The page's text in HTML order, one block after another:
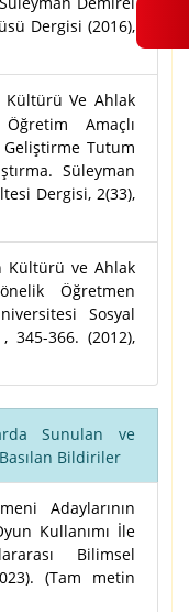
Dergisi (2016),
Kültürü Ve Ahlak
Amaçlı
Tutum
Süleyman
Dergisi, 2(33),
Kültürü ve Ahlak
Öğretmen
Sosyal
345-366. (2012),
Sunulan ve
Bildiriler
Adaylarının
Kullanımı İle
Bilimsel
(Tam metin